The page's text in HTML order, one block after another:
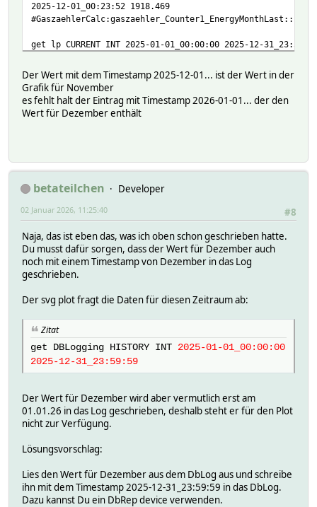
2025-12-01_00:23:52 1918.469
#GaszaehlerCalc:gaszaehler_Counter1_EnergyMonthLast:::
get lp CURRENT INT 2025-01-01_00:00:00 2025-12-
2025-01-31_05:01:30 3615.207
2025-03-01_05:01:43 2565.671
2025-04-01_05:01:39 2448.546
2025-05-01_05:02:12 2127.460
2025-10-01_04:32:14 768.908
2025-11-01_04:33:07 1579.949
2025-12-01_00:04:24 2531.025
#GaszaehlerCalc:gaszaehler_Counter1_EnergyMonthLast:::
Der Wert mit dem Timestamp 2025-12-01... ist der Wert in der
Grafik für November
es fehlt halt der Eintrag mit Timestamp 2026-01-01... der den
Wert für Dezember enthält
betateilchen
Developer
#8
02 Januar 2026, 11:25:40
Naja, das ist eben das, was ich oben schon geschrieben hatte.
Du musst dafür sorgen, dass der Wert für Dezember auch
noch mit einem Timestamp von Dezember in das Log
geschrieben.
Der svg plot fragt die Daten für diesen Zeitraum ab:
Zitat
get DBLogging HISTORY INT 2025-01-01_00:00:00
2025-12-31_23:59:59
Der Wert für Dezember wird aber vermutlich erst am
01.01.26 in das Log geschrieben, deshalb steht er für den Plot
nicht zur Verfügung.
Lösungsvorschlag:
Lies den Wert für Dezember aus dem DbLog aus und schreibe
ihn mit dem Timestamp 2025-12-31_23:59:59 in das DbLog.
Dazu kannst Du ein DbRep device verwenden.